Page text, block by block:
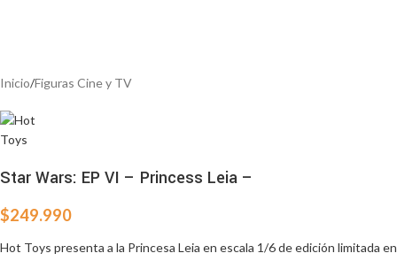
Inicio/Figuras Cine y TV
Star Wars: EP VI – Princess Leia –
$249.990
Hot Toys presenta a la Princesa Leia en escala 1/6 de edición limitada en